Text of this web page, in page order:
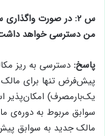
س ۲: در صورت
من دسترسی خواهد
پاسخ: دسترسی به ریز
پیش‌فرض تنها برای مالک
یک‌بارمصرف) امکان‌پذیر
سوابق مربوط به دوره‌ی
مالک جدید به سوابق